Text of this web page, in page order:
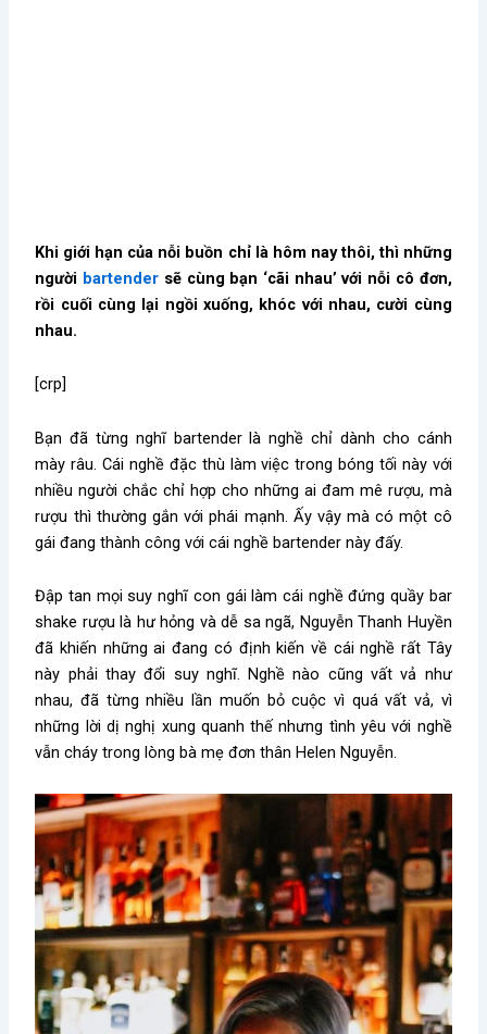
Khi giới hạn của nỗi buồn chỉ là hôm nay thôi, thì những
người bartender sẽ cùng bạn ‘cãi nhau’ với nỗi cô đơn,
rồi cuối cùng lại ngồi xuống, khóc với nhau, cười cùng
nhau.
[crp]
Bạn đã từng nghĩ bartender là nghề chỉ dành cho cánh
mày râu. Cái nghề đặc thù làm việc trong bóng tối này với
nhiều người chắc chỉ hợp cho những ai đam mê rượu, mà
rượu thì thường gắn với phái mạnh. Ấy vậy mà có một cô
gái đang thành công với cái nghề bartender này đấy.
Đập tan mọi suy nghĩ con gái làm cái nghề đứng quầy bar
shake rượu là hư hỏng và dễ sa ngã, Nguyễn Thanh Huyền
đã khiến những ai đang có định kiến về cái nghề rất Tây
này phải thay đổi suy nghĩ. Nghề nào cũng vất vả như
nhau, đã từng nhiều lần muốn bỏ cuộc vì quá vất vả, vì
những lời dị nghị xung quanh thế nhưng tình yêu với nghề
vẫn cháy trong lòng bà mẹ đơn thân Helen Nguyễn.